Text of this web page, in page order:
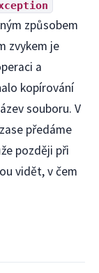
způsobem
zvykem je
a
kopírování
souboru. V
předáme
později při
vidět, v čem